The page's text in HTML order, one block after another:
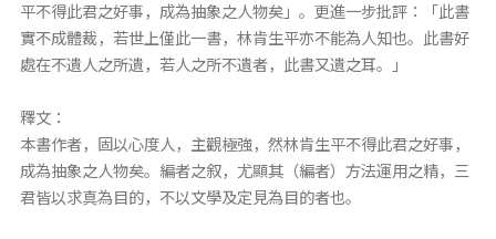
平不得此君之好事，成為抽象之人物矣」。更進一步批評：「此書
實不成體裁，若世上僅此一書，林肯生平亦不能為人知也。此書好
處在不遺人之所遺，若人之所不遺者，此書又遺之耳。」
釋文：
本書作者，固以心度人，主觀極強，然林肯生平不得此君之好事，
成為抽象之人物矣。編者之叙，尤顯其（編者）方法運用之精，三
君皆以求真為目的，不以文學及定見為目的者也。